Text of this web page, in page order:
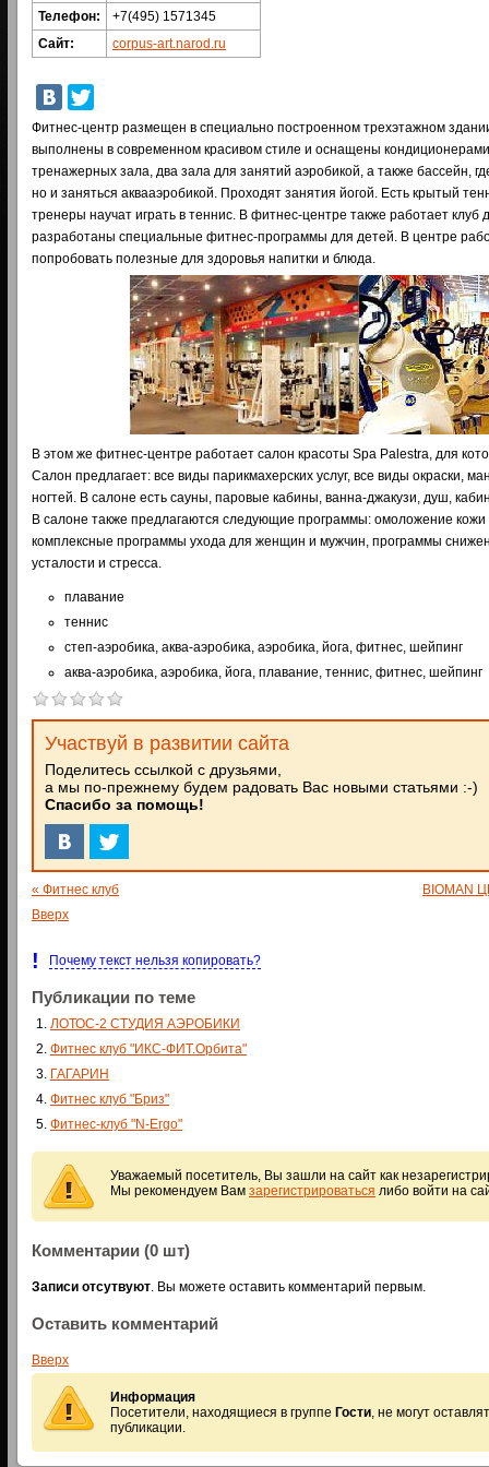
Телефон:
+7(495) 1571345
Сайт:
corpus-art.narod.ru
Фитнес-центр размещен в специально построенном трехэтажном
выполнены в современном красивом стиле и оснащены
тренажерных зала, два зала для занятий аэробикой, а также бассейн,
но и заняться аквааэробикой. Проходят занятия йогой. Есть крытый
тренеры научат играть в теннис. В фитнес-центре также работает клуб
разработаны специальные фитнес-программы для детей. В центре
попробовать полезные для здоровья напитки и блюда.
В этом же фитнес-центре работает салон красоты Spa Palestra, для
Салон предлагает: все виды парикмахерских услуг, все виды окраски,
ногтей. В салоне есть сауны, паровые кабины, ванна-джакузи, душ,
В салоне также предлагаются следующие программы: омоложение кожи
комплексные программы ухода для женщин и мужчин, программы
усталости и стресса.
плавание
теннис
cтеп-аэробика, аква-аэробика, аэробика, йога, фитнес, шейпинг
аква-аэробика, аэробика, йога, плавание, теннис, фитнес, шейпинг
Участвуй в развитии сайта
Поделитесь ссылкой с друзьями,
а мы по-прежнему будем радовать Вас новыми статьями :-)
Спасибо за помощь!
« Фитнес клуб
BIOMAN
Вверх
! Почему текст нельзя копировать?
Публикации по теме
ЛОТОС-2 СТУДИЯ АЭРОБИКИ
Фитнес клуб "ИКС-ФИТ.Орбита"
ГАГАРИН
Фитнес клуб "Бриз"
Фитнес-клуб "N-Ergo"
Уважаемый посетитель, Вы зашли на сайт как
Мы рекомендуем Вам зарегистрироваться либо войти на
Комментарии (0 шт)
Записи отсутвуют. Вы можете оставить комментарий первым.
Оставить комментарий
Вверх
Информация
Посетители, находящиеся в группе Гости, не могут
публикации.